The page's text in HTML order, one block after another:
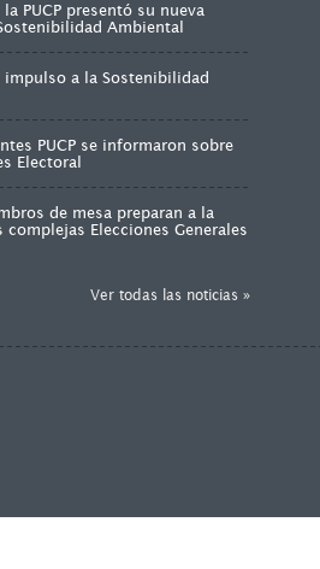
PUCP presentó su nueva
Ambiental
a la Sostenibilidad
PUCP se informaron sobre
Electoral
de mesa preparan a la
complejas Elecciones Generales
Ver todas las noticias »